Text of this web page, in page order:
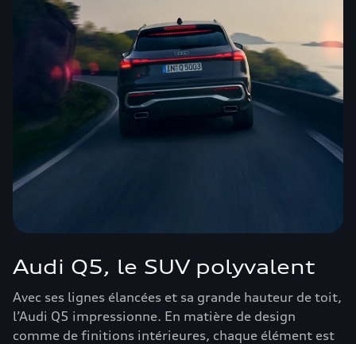
Audi Q5, le SUV polyvalent
Avec ses lignes élancées et sa grande hauteur de toit,
l’Audi Q5 impressionne. En matière de design
comme de finitions intérieures, chaque élément est